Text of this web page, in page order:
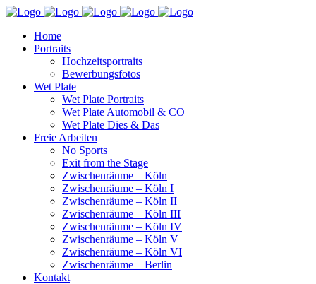
Home
Portraits
Hochzeitsportraits
Bewerbungsfotos
Wet Plate
Wet Plate Portraits
Wet Plate Automobil & CO
Wet Plate Dies & Das
Freie Arbeiten
No Sports
Exit from the Stage
Zwischenräume – Köln
Zwischenräume – Köln I
Zwischenräume – Köln II
Zwischenräume – Köln III
Zwischenräume – Köln IV
Zwischenräume – Köln V
Zwischenräume – Köln VI
Zwischenräume – Berlin
Kontakt